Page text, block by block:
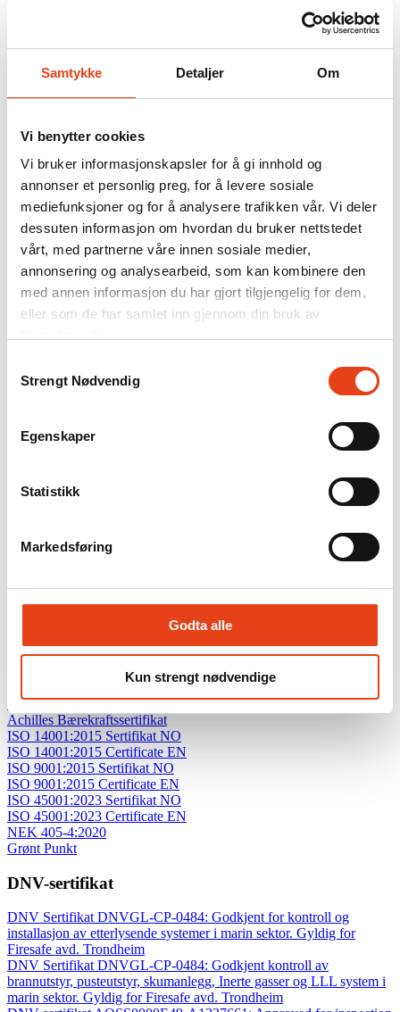
Samtykke Detaljer Om
Vi benytter cookies
Vi bruker informasjonskapsler for å gi innhold og
annonser et personlig preg, for å levere sosiale
mediefunksjoner og for å analysere trafikken vår. Vi deler
dessuten informasjon om hvordan du bruker nettstedet
vårt, med partnerne våre innen sosiale medier,
annonsering og analysearbeid, som kan kombinere den
med annen informasjon du har gjort tilgjengelig for dem,
eller som de har samlet inn gjennom din bruk av
Strengt Nødvendig
Egenskaper
Statistikk
Markedsføring
Godta alle
Kun strengt nødvendige
Lenke til Direktoratet for byggkvalitets sentralt godkjente foretak,
Bygningsmessig brannsikring, tiltaksklasse 3 (sentral
godkjenning for dette fagområdet finnes ikke)
NEK-405-4: Sertifisert foretak elkontroll
FG-760: Brannalarmforetak
FG-760: Talevarsling brannalarmforetak
FG-910: Sprinklerforetak
FG godkjent personell iht FG-900 for prosjektering, kontroll,
utførelse og vedlikehold.
Lenke til Firesafe på fgkontroll.no
Firesafe er registrert som kompetent virksomhet for
vedlikehold av håndslokkere og brannslangetromler.
Firesafe er medlem iBrannfaglig Fellesorganisasjon
Firesafe er tilknyttet Achilles / Magnet JQS, Global Energy,
og leverandørregister.
Firesafe er sertifisert i henhold til miljøstandard ISO
Firesafe er sertifisert i henhold til kvalitetsstandard ISO
9001:2015
Firesafe er sertifisert i henhold til kvalitetsstandard ISO
Firesafe er medlem av
Code of Conduct Firesafe Group
Last ned dokumentasjon:
Achilles Global Energy Qualification System
Achilles StartBANK
Achilles Bærekraftssertifikat
ISO 14001:2015 Sertifikat NO
ISO 14001:2015 Certificate EN
ISO 9001:2015 Sertifikat NO
ISO 9001:2015 Certificate EN
ISO 45001:2023 Sertifikat NO
ISO 45001:2023 Certificate EN
NEK 405-4:2020
Grønt Punkt
DNV-sertifikat
DNV Sertifikat DNVGL-CP-0484: Godkjent for kontroll og
installasjon av etterlysende systemer i marin sektor. Gyldig for
Firesafe avd. Trondheim
DNV Sertifikat DNVGL-CP-0484: Godkjent kontroll av
brannutstyr, pusteutstyr, skumanlegg, Inerte gasser og LLL system i
marin sektor. Gyldig for Firesafe avd. Trondheim